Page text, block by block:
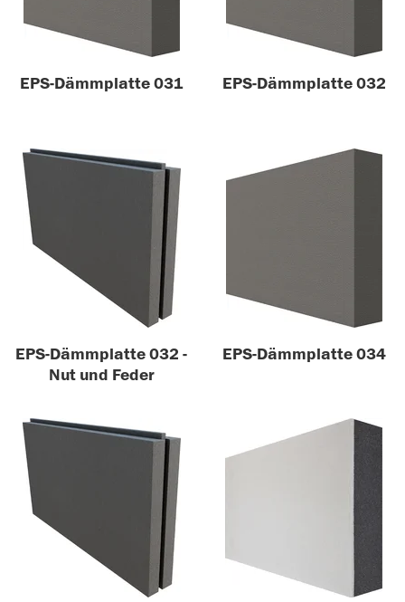
EPS-Dämmplatte 031 EPS-Dämmplatte 032
EPS-Dämmplatte 032 -
Nut und Feder
EPS-Dämmplatte 034